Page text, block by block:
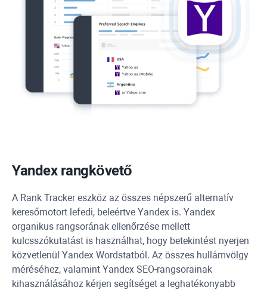
Yandexrangkövető
A Rank Trackereszköz az összes népszerű alternatív
keresőmotort lefedi, beleértve Yandex is. Yandex
organikus rangsorának ellenőrzése mellett
kulcsszókutatást is használhat, hogy betekintést nyerjen
közvetlenül Yandex Wordstatból. Az összes hullámvölgy
méréséhez, valamint Yandex SEO-rangsorainak
kihasználásához kérjen segítséget a leghatékonyabb